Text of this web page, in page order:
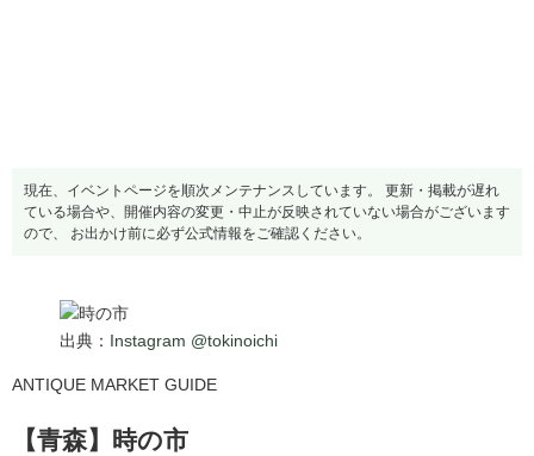
現在、イベントページを順次メンテナンスしています。 更新・掲載が遅れ
ている場合や、開催内容の変更・中止が反映されていない場合がございます
ので、 お出かけ前に必ず公式情報をご確認ください。
出典： Instagram @tokinoichi
ANTIQUE MARKET GUIDE
【青森】時の市